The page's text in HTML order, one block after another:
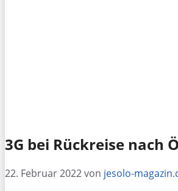
3G bei Rückreise nach
22. Februar 2022von jesolo-